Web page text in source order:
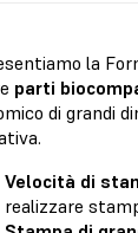
la
parti
di grandi
Velocità di
realizzare